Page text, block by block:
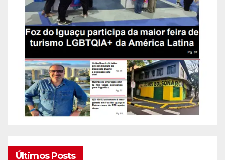
Últimos Posts